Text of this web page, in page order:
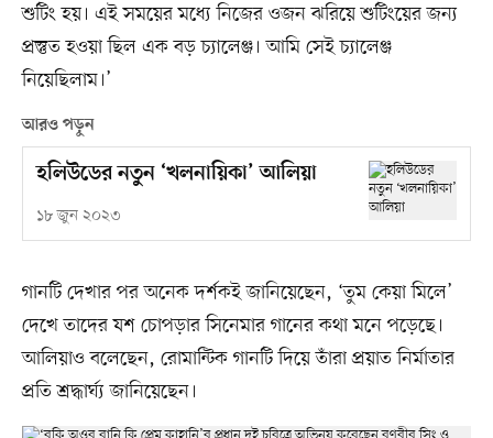
শুটিং হয়। এই সময়ের মধ্যে নিজের ওজন ঝরিয়ে শুটিংয়ের জন্য
প্রস্তুত হওয়া ছিল এক বড় চ্যালেঞ্জ। আমি সেই চ্যালেঞ্জ
নিয়েছিলাম।’
আরও পড়ুন
হলিউডের নতুন ‘খলনায়িকা’ আলিয়া
১৮ জুন ২০২৩
গানটি দেখার পর অনেক দর্শকই জানিয়েছেন, ‘তুম কেয়া মিলে’
দেখে তাদের যশ চোপড়ার সিনেমার গানের কথা মনে পড়েছে।
আলিয়াও বলেছেন, রোমান্টিক গানটি দিয়ে তাঁরা প্রয়াত নির্মাতার
প্রতি শ্রদ্ধার্ঘ্য জানিয়েছেন।